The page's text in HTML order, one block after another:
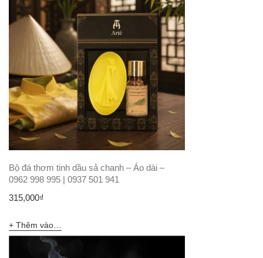
Bộ đá thơm tinh dầu sả chanh – Áo dài –
0962 998 995 | 0937 501 941
315,000₫
Thêm vào giỏ hàng